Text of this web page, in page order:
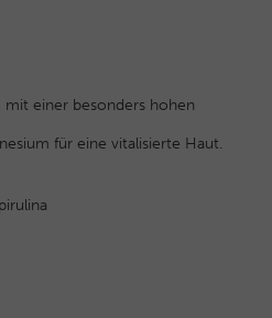
einer besonders hohen
für eine vitalisierte Haut.